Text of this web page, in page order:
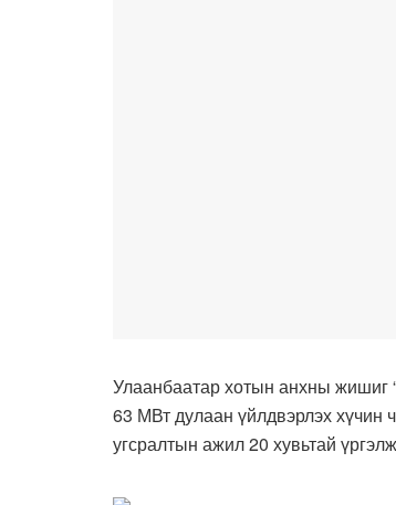
Улаанбаатар хотын анхны жишиг
63 МВт дулаан үйлдвэрлэх
угсралтын ажил 20 хувьтай